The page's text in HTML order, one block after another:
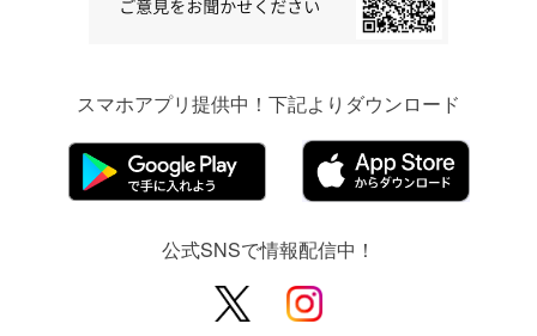
スマホアプリ提供中！下記よりダウンロード
公式SNSで情報配信中！